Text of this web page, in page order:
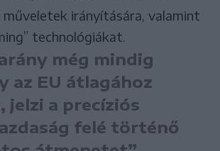
műveletek irányítására, valamint
technológiákat.
még mindig
az EU átlagához
jelzi a precíziós
felé történő